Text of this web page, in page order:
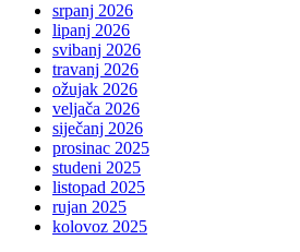
srpanj 2026
lipanj 2026
svibanj 2026
travanj 2026
ožujak 2026
veljača 2026
siječanj 2026
prosinac 2025
studeni 2025
listopad 2025
rujan 2025
kolovoz 2025